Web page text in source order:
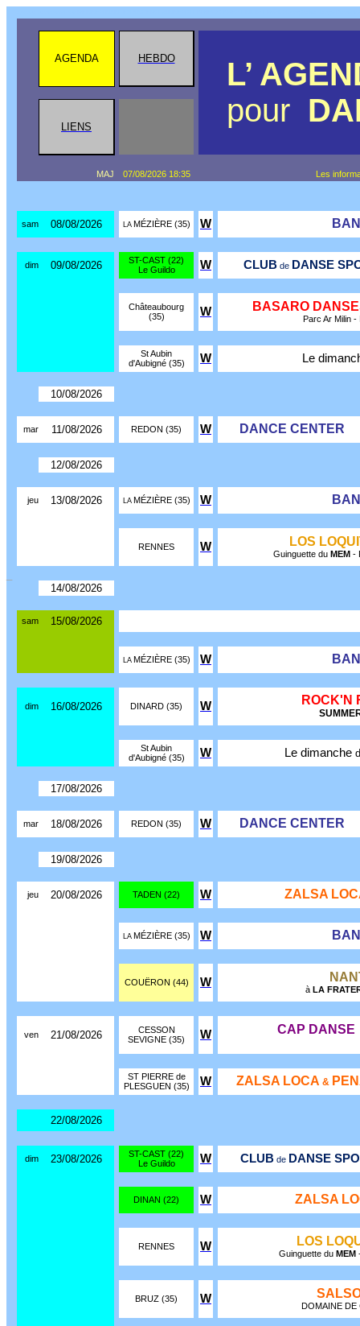
AGENDA HEBDO
L’
pour
LIENS
MAJ 07/08/2026 18:35 Les
sam 08/08/2026 LA MÉZIÈRE (35) W
dim 09/08/2026
ST-CAST (22)
Le Guildo
W CLUBde DANSE
Châteaubourg
(35)
W BASARO
Parc Ar Milin
St Aubin
d'Aubigné (35)
W Le
10/08/2026
mar 11/08/2026 REDON (35) W DANCE CENTER
12/08/2026
jeu 13/08/2026 LA MÉZIÈRE (35) W
RENNES W LOS
Guinguette du MEM -
14/08/2026
sam 15/08/2026
LA MÉZIÈRE (35) W
dim 16/08/2026 DINARD (35) W ROCK'N
St Aubin
d'Aubigné (35)
W Le dimanche
17/08/2026
mar 18/08/2026 REDON (35) W DANCE CENTER
19/08/2026
jeu 20/08/2026 TADEN (22) W ZALSA
LA MÉZIÈRE (35) W
COUËRON (44) W
à LA
ven 21/08/2026
CESSON
SEVIGNE (35)
W CAP DANSE
ST PIERRE de
PLESGUEN (35)
W ZALSA LOCA &
22/08/2026
dim 23/08/2026
ST-CAST (22)
Le Guildo
W CLUB de DANSE
DINAN (22) W ZALSA
RENNES W LOS
Guinguette du MEM-
BRUZ (35) W
DOMAINE DE